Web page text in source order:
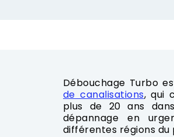
Débouchage Turbo
de canalisations, qui
plus de 20 ans
dépannage en
différentes régions du